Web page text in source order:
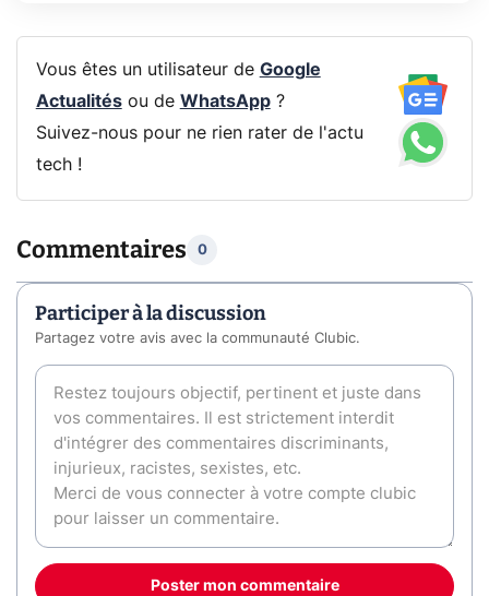
Vous êtes un utilisateur de Google
Actualitésou de WhatsApp?
Suivez-nous pour ne rien rater de l'actu
tech !
Commentaires 0
Participer à la discussion
Partagez votre avis avec la communauté Clubic.
Poster mon commentaire